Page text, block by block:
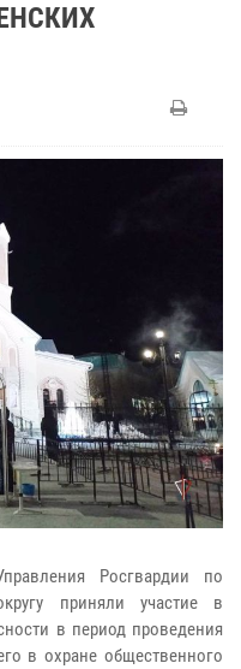
Росгвардии по
приняли участие в
в период проведения
в охране общественного